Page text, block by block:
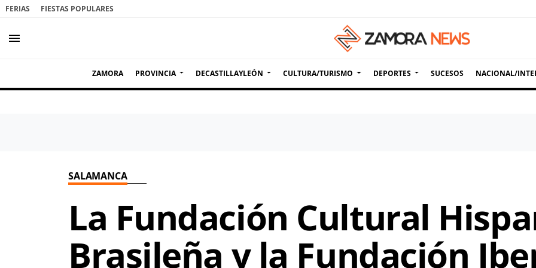
FERIAS FIESTAS POPULARES
menu
ZAMORA PROVINCIA DECASTILLAYLEÓN CULTURA/TURISMO DEPORTES SUCESOS NACIONAL/
SALAMANCA
La Fundación Cultural
Brasileña y la Fundación